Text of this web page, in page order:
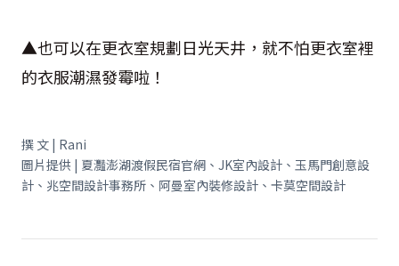
▲也可以在更衣室規劃日光天井，就不怕更衣室裡
的衣服潮濕發霉啦！
撰 文 | Rani
圖片提供 | 夏灩澎湖渡假民宿官網、 JK室內設計、玉馬門創意設
計、兆空間設計事務所、阿曼室內裝修設計、卡莫空間設計